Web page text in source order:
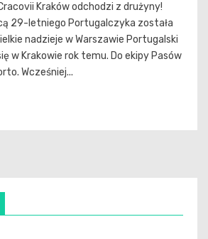
Kraków odchodzi z drużyny!
29-letniego Portugalczyka została
nadzieje w Warszawie Portugalski
w Krakowie rok temu. Do ekipy Pasów
Wcześniej...